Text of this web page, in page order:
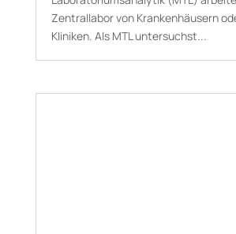
Zentrallabor von Krankenhäusern
Kliniken. Als MTL untersuchst...